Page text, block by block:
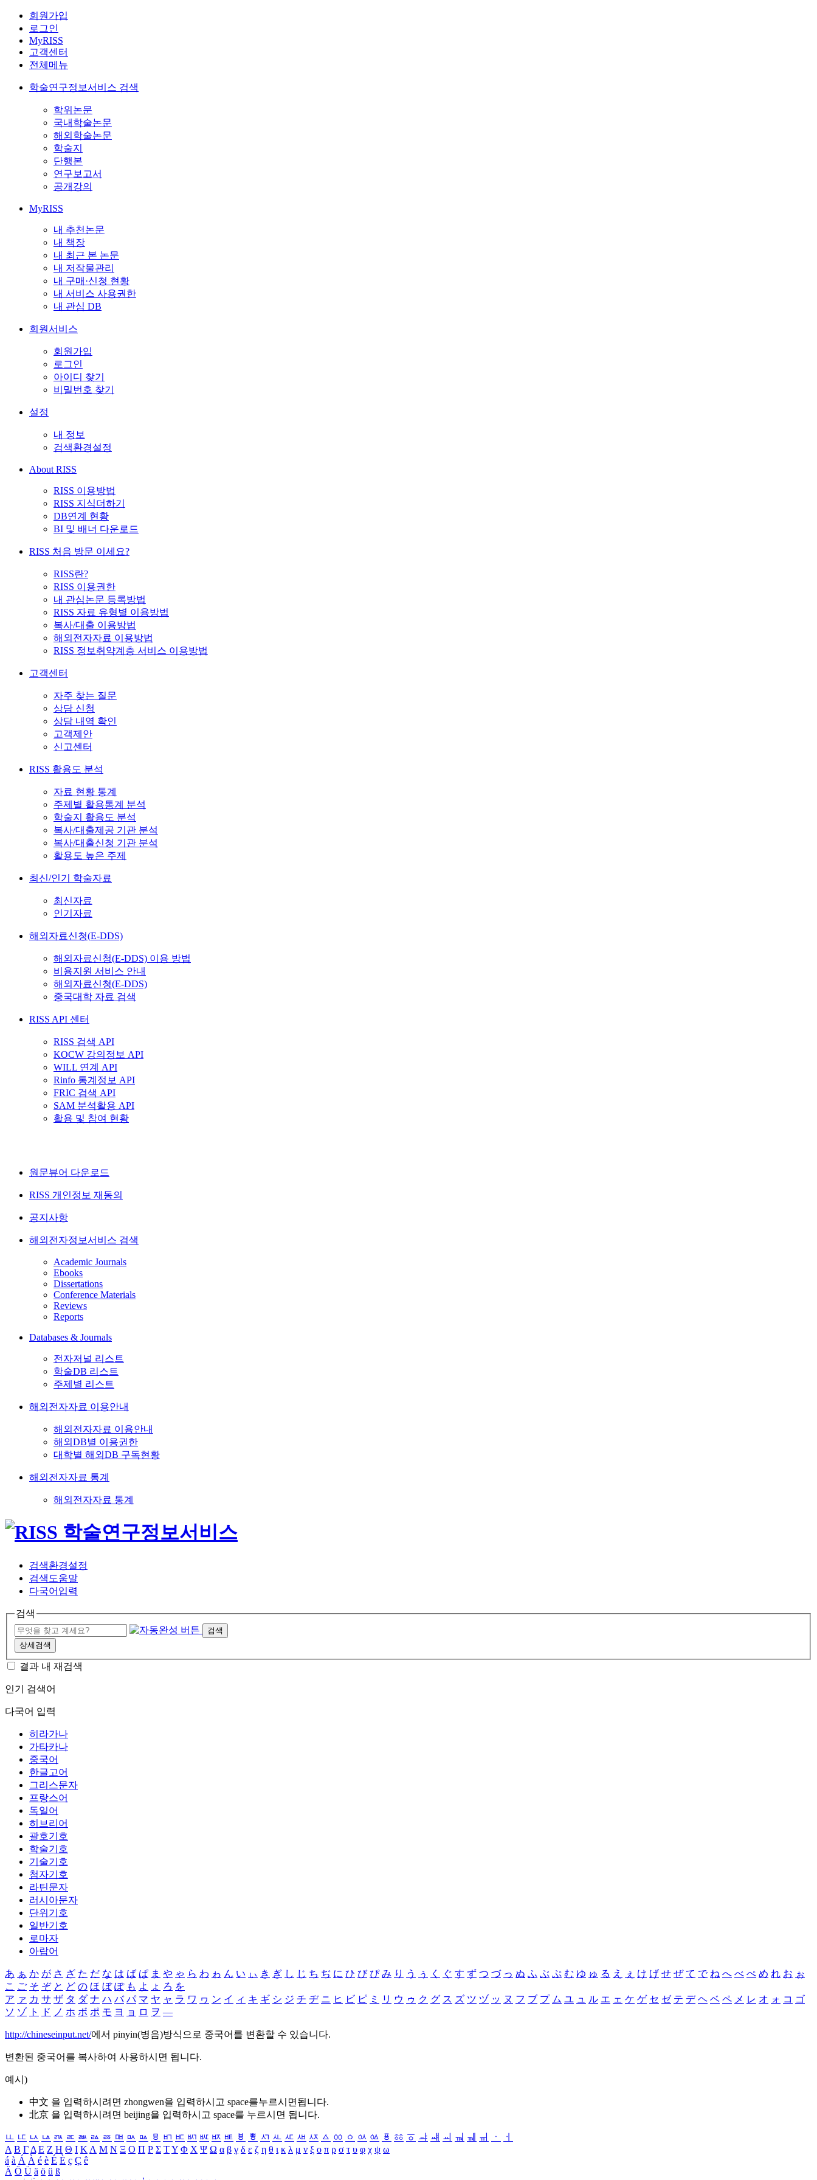
회원가입
로그인
MyRISS
고객센터
전체메뉴
학술연구정보서비스 검색
학위논문
국내학술논문
해외학술논문
학술지
단행본
연구보고서
공개강의
MyRISS
내 추천논문
내 책장
내 최근 본 논문
내 저작물관리
내 구매·신청 현황
내 서비스 사용권한
내 관심 DB
회원서비스
회원가입
로그인
아이디 찾기
비밀번호 찾기
설정
내 정보
검색환경설정
About RISS
RISS 이용방법
RISS 지식더하기
DB연계 현황
BI 및 배너 다운로드
RISS 처음 방문 이세요?
RISS란?
RISS 이용권한
내 관심논문 등록방법
RISS 자료 유형별 이용방법
복사/대출 이용방법
해외전자자료 이용방법
RISS 정보취약계층 서비스 이용방법
고객센터
자주 찾는 질문
상담 신청
상담 내역 확인
고객제안
신고센터
RISS 활용도 분석
자료 현황 통계
주제별 활용통계 분석
학술지 활용도 분석
복사/대출제공 기관 분석
복사/대출신청 기관 분석
활용도 높은 주제
최신/인기 학술자료
최신자료
인기자료
해외자료신청(E-DDS)
해외자료신청(E-DDS) 이용 방법
비용지원 서비스 안내
해외자료신청(E-DDS)
중국대학 자료 검색
RISS API 센터
RISS 검색 API
KOCW 강의정보 API
WILL 연계 API
Rinfo 통계정보 API
FRIC 검색 API
SAM 분석활용 API
활용 및 참여 현황
원문뷰어 다운로드
RISS 개인정보 재동의
공지사항
해외전자정보서비스 검색
Academic Journals
Ebooks
Dissertations
Conference Materials
Reviews
Reports
Databases & Journals
전자저널 리스트
학술DB 리스트
주제별 리스트
해외전자자료 이용안내
해외전자자료 이용안내
해외DB별 이용권한
대학별 해외DB 구독현황
해외전자자료 통계
해외전자자료 통계
검색환경설정
검색도움말
다국어입력
검색
검색
상세검색
결과 내 재검색
인기 검색어
다국어 입력
히라가나
가타카나
중국어
한글고어
그리스문자
프랑스어
독일어
히브리어
괄호기호
학술기호
기술기호
첨자기호
라틴문자
러시아문자
단위기호
일반기호
로마자
아랍어
あ ぁ か が さ ざ た だ な は ば ぱ ま や ゃ ら わ ゎ ん い ぃ き ぎ し じ ち ぢ に ひ び ぴ み り う ぅ く ぐ す ず つ づ っ ぬ ふ ぶ ぷ む ゆ ゅ る え ぇ け げ せ ぜ て で ね へ べ ぺ め れ お ぉ
こ ご そ ぞ と ど の ほ ぼ ぽ も よ ょ ろ を
ア ァ カ サ ザ タ ダ ナ ハ バ パ マ ヤ ャ ラ ワ ヮ ン イ ィ キ ギ シ ジ チ ヂ ニ ヒ ビ ピ ミ リ ウ ゥ ク グ ス ズ ツ ヅ ッ ヌ フ ブ プ ム ユ ュ ル エ ェ ケ ゲ セ ゼ テ デ ヘ ベ ペ メ レ オ ォ コ ゴ
ソ ゾ ト ド ノ ホ ボ ポ モ ヨ ョ ロ ヲ ―
http://chineseinput.net/에서 pinyin(병음)방식으로 중국어를 변환할 수 있습니다.
변환된 중국어를 복사하여 사용하시면 됩니다.
예시)
中文 을 입력하시려면 zhongwen을 입력하시고 space를누르시면됩니다.
北京 을 입력하시려면 beijing을 입력하시고 space를 누르시면 됩니다.
ㅥ ㅦ ㅧ ㅨ ㅩ ㅪ ㅫ ㅬ ㅭ ㅮ ㅯ ㅰ ㅱ ㅲ ㅳ ㅴ ㅵ ㅶ ㅷ ㅸ ㅹ ㅺ ㅻ ㅼ ㅽ ㅾ ㅿ ㆀ ㆁ ㆂ ㆃ ㆄ ㆅ ㆆ ㆇ ㆈ ㆉ ㆊ ㆋ ㆌ ㆍ
ㆎ
Α Β ΓΔ Ε Ζ Η Θ Ι ΚΛ Μ Ν Ξ Ο Π Ρ Σ ΤΥ Φ Χ Ψ Ω α β γ δ ε ζ η θ ι κ λ μ ν ξ ο π ρ σ τ υ φ χ ψ ω
á à Á À é è É È ç Ç ê
Ä Ö Ü ä ö ü ß